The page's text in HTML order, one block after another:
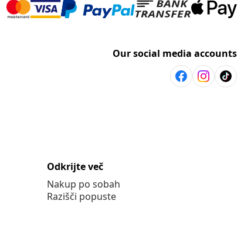
Our social media accounts
Odkrijte več
Nakup po sobah
Razišči popuste